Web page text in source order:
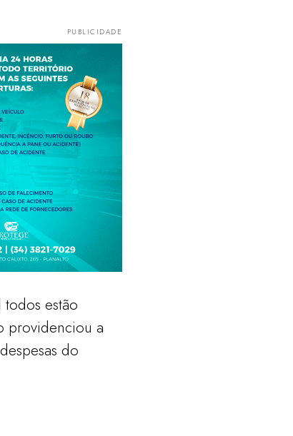
estão
providenciou a
do